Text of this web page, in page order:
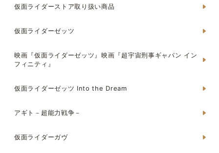
仮面ライダーストア取り扱い商品
仮面ライダーゼッツ
映画『仮面ライダーゼッツ』映画『超宇宙刑事ギャバン イン
フィニティ』
仮面ライダーゼッツ Into the Dream
アギト－超能力戦争－
仮面ライダーガヴ